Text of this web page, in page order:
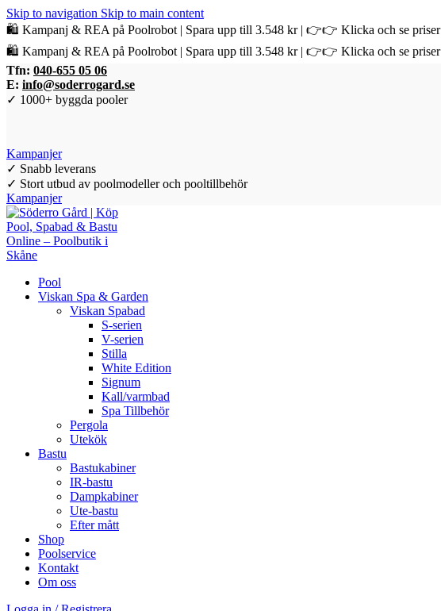
Skip to navigation Skip to main content
🛍️ Kampanj & REA på Poolrobot | Spara upp till 3.548 kr | 👉👉 Klicka och se priser
🛍️ Kampanj & REA på Poolrobot | Spara upp till 3.548 kr | 👉👉 Klicka och se priser
Tfn: 040-655 05 06
E: info@soderrogard.se
✓ 1000+ byggda pooler
Kampanjer
✓ Snabb leverans
✓ Stort utbud av poolmodeller och pooltillbehör
Kampanjer
Pool
Viskan Spa & Garden
Viskan Spabad
S-serien
V-serien
Stilla
White Edition
Signum
Kall/varmbad
Spa Tillbehör
Pergola
Utekök
Bastu
Bastukabiner
IR-bastu
Dampkabiner
Ute-bastu
Efter mått
Shop
Poolservice
Kontakt
Om oss